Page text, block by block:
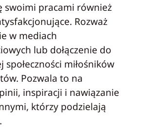
swoimi pracami również
Rozważ
w mediach
lub dołączenie do
miłośników
Pozwala to na
inspiracji i nawiązanie
którzy podzielają